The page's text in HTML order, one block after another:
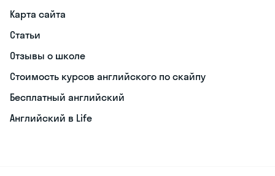
Карта сайта
Статьи
Отзывы о школе
Стоимость курсов английского по скайпу
Бесплатный английский
Английский в Life